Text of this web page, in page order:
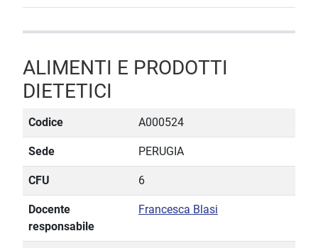
ALIMENTI E PRODOTTI
DIETETICI
Codice A000524
Sede PERUGIA
CFU 6
Docente
responsabile
Francesca Blasi